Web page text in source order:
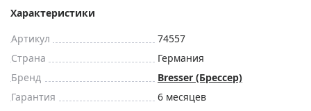
Характеристики
Артикул
74557
Страна
Германия
Бренд
Bresser (Брессер)
Гарантия
6 месяцев